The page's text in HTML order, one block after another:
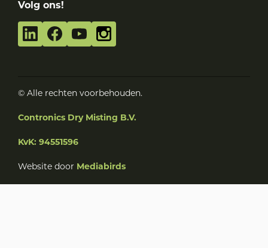
Volg ons!
© Alle rechten voorbehouden.
Contronics Dry Misting B.V.
KvK: 94551596
Website door Mediabirds